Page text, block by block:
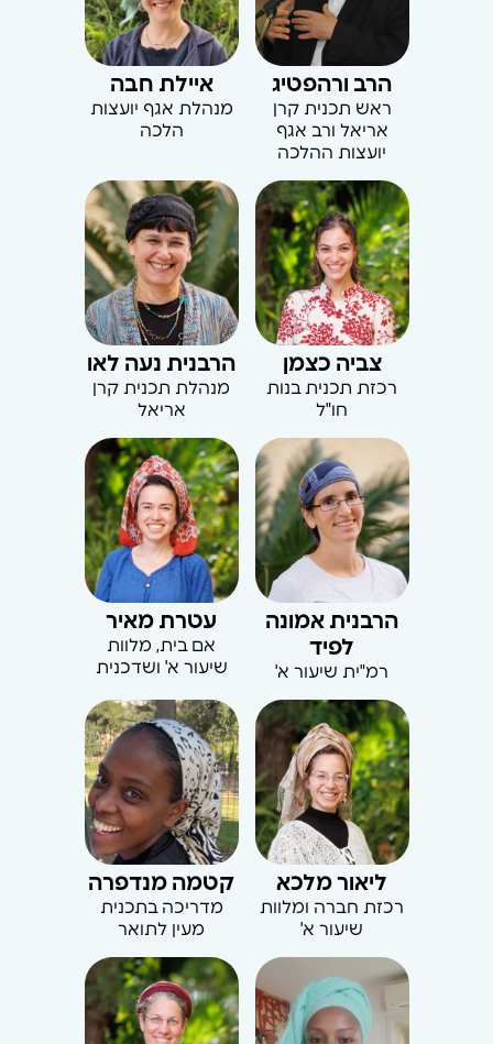
הרב ורהפטיג
ראש תכנית קרן
אריאל ורב אגף
יועצות ההלכה
איילת חבה
מנהלת אגף יועצות
הלכה
צביה כצמן
רכזת תכנית בנות
חו"ל
הרבנית נעה לאו
מנהלת תכנית קרן
אריאל
הרבנית אמונה
לפיד
רמ"ית שיעור א'
עטרת מאיר
אם בית, מלוות
שיעור א' ושדכנית
ליאור מלכא
רכזת חברה ומלוות
שיעור א'
קטמה מנדפרה
מדריכה בתכנית
מעין לתואר